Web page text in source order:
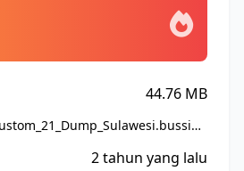
44.76 MB
Canter_Custom_21_Dump_Sulawesi.bussidmod
2 tahun yang lalu